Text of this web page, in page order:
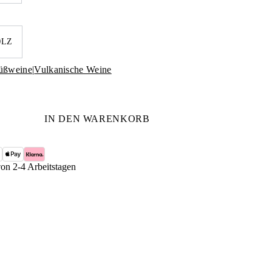
|Vulkanische Weine
IN DEN WARENKORB
2-4 Arbeitstagen